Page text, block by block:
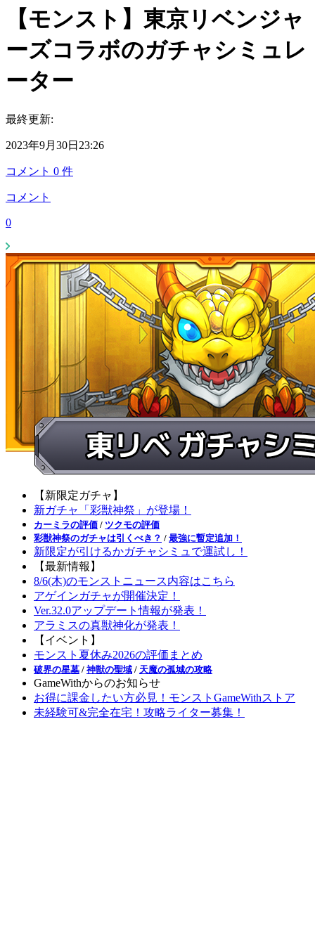
【モンスト】東京リベンジャ
ーズコラボのガチャシミュレ
ーター
最終更新:
2023年9月30日23:26
コメント 0 件
コメント
0
【新限定ガチャ】
新ガチャ「彩獣神祭」が登場！
カーミラの評価 / ツクモの評価
彩獣神祭のガチャは引くべき？ / 最強に暫定追加！
新限定が引けるかガチャシミュで運試し！
【最新情報】
8/6(木)のモンストニュース内容はこちら
アゲインガチャが開催決定！
Ver.32.0アップデート情報が発表！
アラミスの真獣神化が発表！
【イベント】
モンスト夏休み2026の評価まとめ
破界の星墓 / 神獣の聖域 / 天魔の孤城の攻略
GameWithからのお知らせ
お得に課金したい方必見！モンストGameWithストア
未経験可&完全在宅！攻略ライター募集！